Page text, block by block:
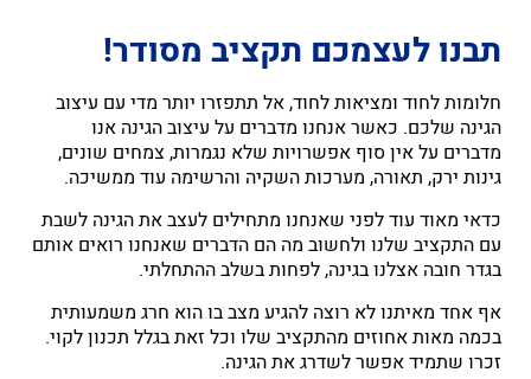
תבנו לעצמכם תקציב מסודר!
חלומות לחוד ומציאות לחוד, אל תתפזרו יותר מדי עם עיצוב
הגינה שלכם. כאשר אנחנו מדברים על עיצוב הגינה אנו
מדברים על אין סוף אפשרויות שלא נגמרות, צמחים שונים,
גינות ירק, תאורה, מערכות השקיה והרשימה עוד ממשיכה.
כדאי מאוד עוד לפני שאנחנו מתחילים לעצב את הגינה לשבת
עם התקציב שלנו ולחשוב מה הם הדברים שאנחנו רואים אותם
בגדר חובה אצלנו בגינה, לפחות בשלב ההתחלתי.
אף אחד מאיתנו לא רוצה להגיע מצב בו הוא חרג משמעותית
בכמה מאות אחוזים מהתקציב שלו וכל זאת בגלל תכנון לקוי.
זכרו שתמיד אפשר לשדרג את הגינה.